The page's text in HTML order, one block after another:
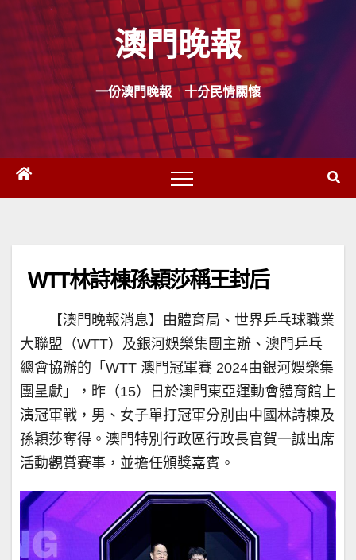
Skip
content
澳門晚報
一份澳門晚報 十分民情關懷
WTT林詩棟孫穎莎稱王封后
【澳門晚報消息】由體育局、世界乒乓球職業
大聯盟（WTT）及銀河娛樂集團主辦、澳門乒乓
總會協辦的「WTT 澳門冠軍賽 2024由銀河娛樂集
團呈獻」，昨（15）日於澳門東亞運動會體育館上
演冠軍戰，男、女子單打冠軍分別由中國林詩棟及
孫穎莎奪得。澳門特別行政區行政長官賀一誠出席
活動觀賞賽事，並擔任頒獎嘉賓。